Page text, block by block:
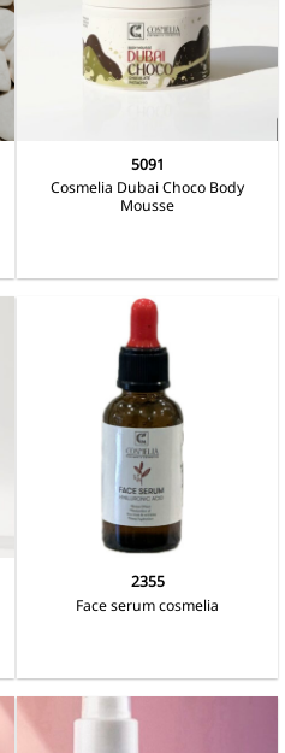
5091
Cosmelia Dubai Choco Body
Mousse
2355
Face serum cosmelia